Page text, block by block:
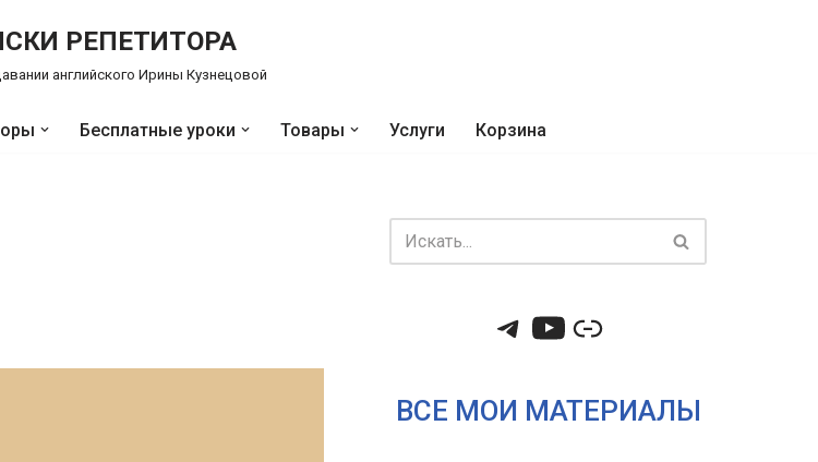
РЕПЕТИТОРА
английского Ирины Кузнецовой
Бесплатные уроки Товары Услуги Корзина
ВСЕ МОИ МАТЕРИАЛЫ